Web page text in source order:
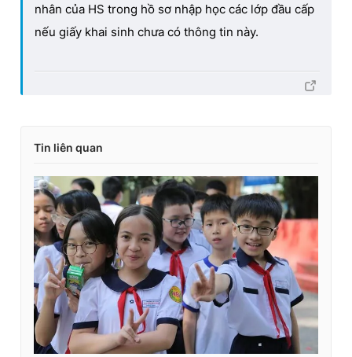
nhân của HS trong hồ sơ nhập học các lớp đầu cấp
nếu giấy khai sinh chưa có thông tin này.
Tin liên quan